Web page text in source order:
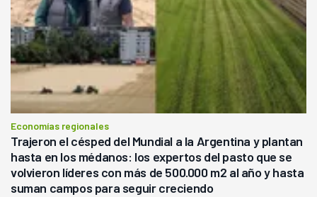
Economías regionales
Trajeron el césped del Mundial a la Argentina y plantan
hasta en los médanos: los expertos del pasto que se
volvieron líderes con más de 500.000 m2 al año y hasta
suman campos para seguir creciendo